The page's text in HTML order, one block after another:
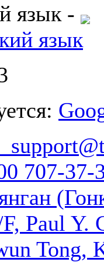
язык -
язык
707-37-
Paul Y.
Tong,